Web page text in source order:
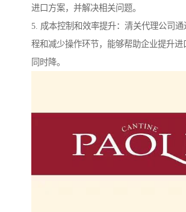
进口方案，并解决相关问题。
5. 成本控制和效率提升：清关代理公司
程和减少操作环节，能够帮助企业提升进
同时降。